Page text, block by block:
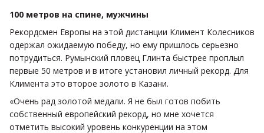
100 метров на спине, мужчины
Рекордсмен Европы на этой дистанции Климент Колесников
одержал ожидаемую победу, но ему пришлось серьезно
потрудиться. Румынский пловец Глинта быстрее проплыл
первые 50 метров и в итоге установил личный рекорд. Для
Климента это второе золото в Казани.
«Очень рад золотой медали. Я не был готов побить
собственный европейский рекорд, но мне хочется
отметить высокий уровень конкуренции на этом